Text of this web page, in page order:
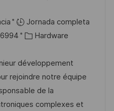
Jornada completa
C
t
e
g
o
Hardware
développement
rejoindre notre équipe
de la
complexes et